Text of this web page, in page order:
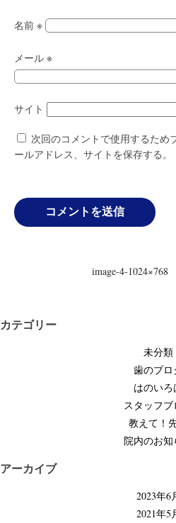
名前 ※
メール ※
サイト
次回のコメントで使用するため
ールアドレス、サイトを保存する。
ビ
image-4-1024×768
カテゴリー
未分類
歯のブロ
はのいろ
スタッフ
教えて！
院内のお知
アーカイブ
2023年6
2021年5